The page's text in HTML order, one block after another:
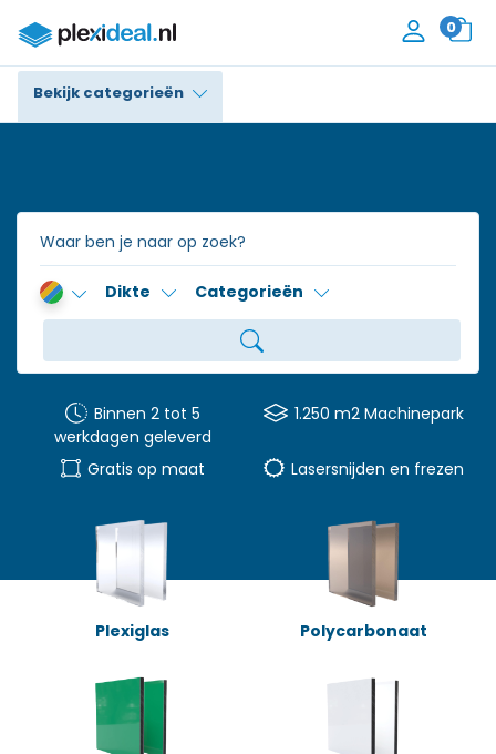
0
Bekijk categorieën
Trespa® / HPL
Alupanel / Dibond®
Accessoires
Dikte Categorieën
Binnen 2 tot 5
werkdagen geleverd
1.250 m2 Machinepark
Gratis op maat Lasersnijden en frezen
Plexiglas Polycarbonaat